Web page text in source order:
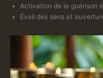
Activation de la guérison
Éveil des sens et